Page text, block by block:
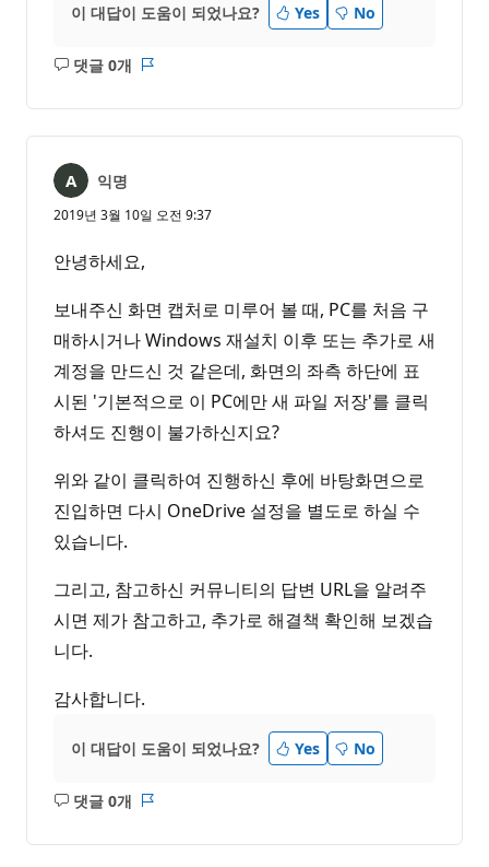
이 대답이 도움이 되었나요? Yes No
댓글 0개
설
음
익명
2019년 3월 10일 오전 9:37
안녕하세요,
보내주신 화면 캡처로 미루어 볼 때, PC를 처음 구
매하시거나 Windows 재설치 이후 또는 추가로 새
계정을 만드신 것 같은데, 화면의 좌측 하단에 표
시된 '기본적으로 이 PC에만 새 파일 저장'를 클릭
하셔도 진행이 불가하신지요?
위와 같이 클릭하여 진행하신 후에 바탕화면으로
진입하면 다시 OneDrive 설정을 별도로 하실 수
있습니다.
그리고, 참고하신 커뮤니티의 답변 URL을 알려주
시면 제가 참고하고, 추가로 해결책 확인해 보겠습
니다.
감사합니다.
이 대답이 도움이 되었나요? Yes No
댓글 0개
설